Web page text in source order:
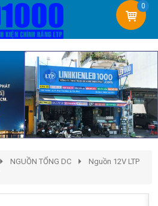
0
NGUỒN TỔNG DC
Nguồn 12V LTP